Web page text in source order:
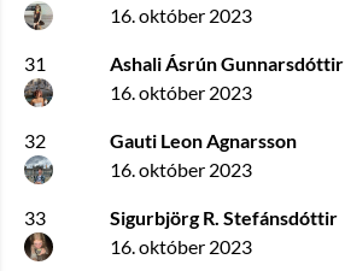
16. október 2023
31
Ashali Ásrún Gunnarsdóttir
16. október 2023
32
Gauti Leon Agnarsson
16. október 2023
33
Sigurbjörg R. Stefánsdóttir
16. október 2023